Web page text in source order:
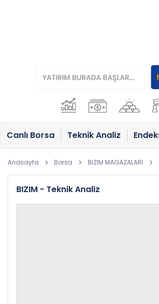
Canlı Borsa Teknik Analiz
Anasayfa Borsa BIZIM MAGAZALARI
BIZIM - Teknik Analiz